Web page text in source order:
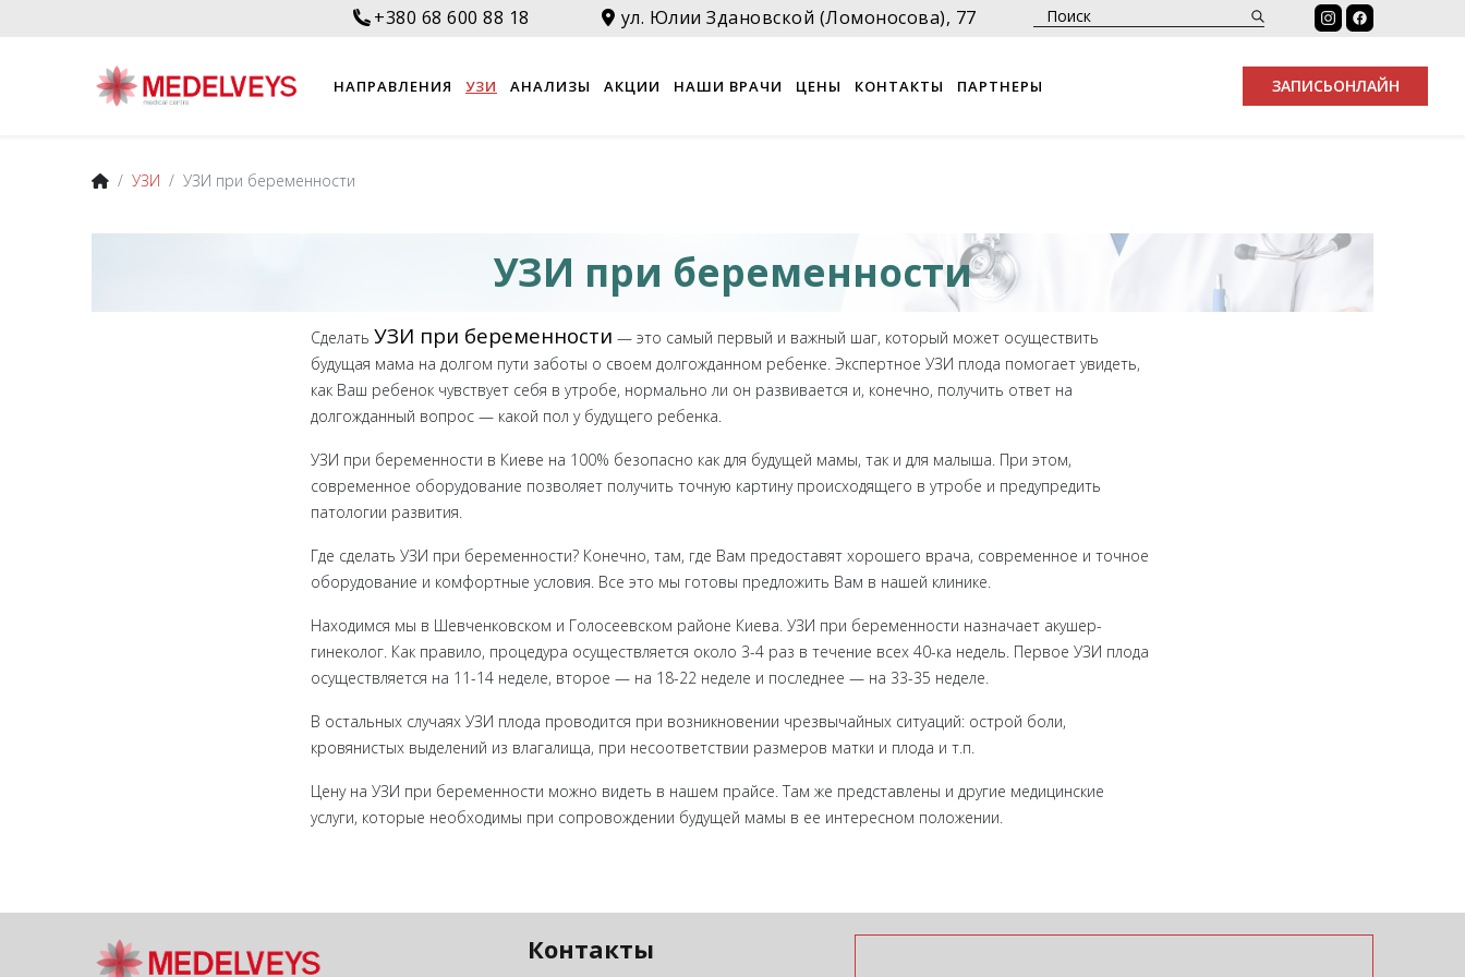
+380 68 600 88 18 ул. Юлии Здановской (Ломоносова), 77
НАПРАВЛЕНИЯ УЗИ АНАЛИЗЫ АКЦИИ НАШИ ВРАЧИ ЦЕНЫ КОНТАКТЫ ПАРТНЕРЫ ЗАПИСЬОНЛАЙН
УЗИ УЗИ при беременности
УЗИ при беременности
Сделать УЗИ при беременности — это самый первый и важный шаг, который может осуществить
будущая мама на долгом пути заботы о своем долгожданном ребенке. Экспертное УЗИ плода помогает увидеть,
как Ваш ребенок чувствует себя в утробе, нормально ли он развивается и, конечно, получить ответ на
долгожданный вопрос — какой пол у будущего ребенка.
УЗИ при беременности в Киеве на 100% безопасно как для будущей мамы, так и для малыша. При этом,
современное оборудование позволяет получить точную картину происходящего в утробе и предупредить
патологии развития.
Где сделать УЗИ при беременности? Конечно, там, где Вам предоставят хорошего врача, современное и точное
оборудование и комфортные условия. Все это мы готовы предложить Вам в нашей клинике.
Находимся мы в Шевченковском и Голосеевском районе Киева. УЗИ при беременности назначает акушер-
гинеколог. Как правило, процедура осуществляется около 3-4 раз в течение всех 40-ка недель. Первое УЗИ плода
осуществляется на 11-14 неделе, второе — на 18-22 неделе и последнее — на 33-35 неделе.
В остальных случаях УЗИ плода проводится при возникновении чрезвычайных ситуаций: острой боли,
кровянистых выделений из влагалища, при несоответствии размеров матки и плода и т.п.
Цену на УЗИ при беременности можно видеть в нашем прайсе. Там же представлены и другие медицинские
услуги, которые необходимы при сопровождении будущей мамы в ее интересном положении.
Контакты